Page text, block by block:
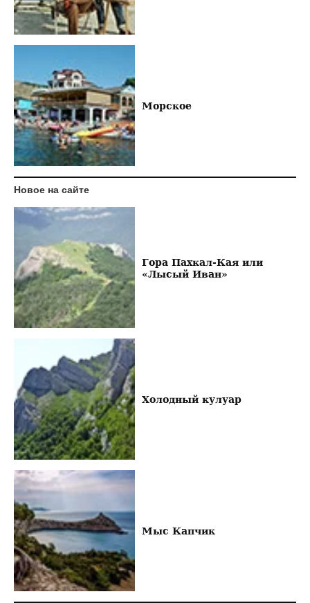
Морское
Новое на сайте
Гора Пахкал-Кая или
«Лысый Иван»
Холодный кулуар
Мыс Капчик